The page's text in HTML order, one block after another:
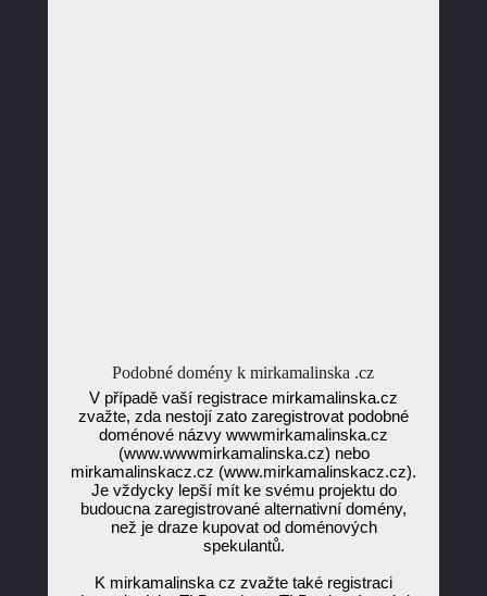
Podobné domény k mirkamalinska .cz
V případě vaší registrace mirkamalinska.cz
zvažte, zda nestojí zato zaregistrovat podobné
doménové názvy wwwmirkamalinska.cz
(www.wwwmirkamalinska.cz) nebo
mirkamalinskacz.cz (www.mirkamalinskacz.cz).
Je vždycky lepší mít ke svému projektu do
budoucna zaregistrované alternativní domény,
než je draze kupovat od doménových
spekulantů.
K mirkamalinska cz zvažte také registraci